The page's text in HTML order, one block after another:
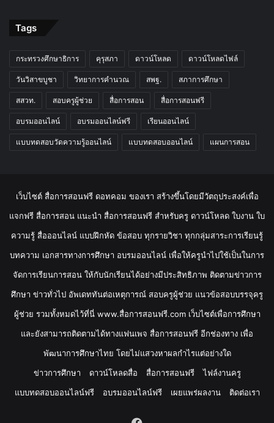
Tags
กระทรวงศึกษาธิการ คุรุสภา ดาวน์โหลด ดาวน์โหลดไฟล์
วันวิสาขบูชา วิทยาการคำนวณ สพฐ. สภาการศึกษา
สสวท. สอบครูผู้ช่วย สื่อการสอน สื่อการสอนฟรี
อบรมออนไลน์ อบรมออนไลน์ฟรี เรียนออนไลน์
แบบทดสอบวัดความรู้ออนไลน์ แบบทดสอบออนไลน์ แผนการสอน
เว็บไซต์ สื่อการสอนฟรี ดอทคอม ของเรา สร้างขึ้นโดยมีวัตถุประสงค์เพื่อ
แจกฟรี สื่อการสอน แนะนำ สื่อการสอนฟรี สำหรับครู ดาวน์โหลด ใบงาน ใบ
ความรู้ สื่อออนไลน์ แบบฝึกหัด ข้อสอบ ทุกรายวิชา ทุกกลุ่มสาระการเรียนรู้
บทความ เอกสารทางการศึกษา อบรมออนไลน์ เพื่อให้ครูนำไปใช้เป็นในการ
จัดการเรียนการสอน ให้กับนักเรียนได้อย่างมีประสิทธิภาพ ติดตามข่าวการ
ศึกษา ข่าวทั่วไป อัพเดททันต่อเหตุการณ์ สอบครูผู้ช่วย แนวข้อสอบบรรจุครู
ผู้ช่วย รวมทั้งหมดไว้ที่นี่ www.สื่อการสอนฟรี.com เว็บไซต์เพื่อการศึกษา
และยังสามารถติดตามได้ทางแฟนเพจ สื่อการสอนฟรี อีกช่องทาง เพื่อ
พัฒนาการศึกษาไทย โดยไม่แสวงหาผลกำไรแต่อย่างใด
ข่าวการศึกษา
ดาวน์โหลดสื่อ สื่อการสอนฟรี
ไฟล์งานครู
แบบทดสอบออนไลน์ฟรี
อบรมออนไลน์ฟรี เผยแพร่ผลงาน ติดต่อเรา